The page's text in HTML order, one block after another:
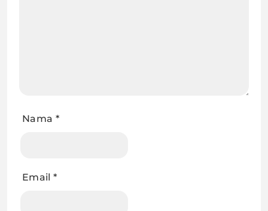
Nama *
Email *